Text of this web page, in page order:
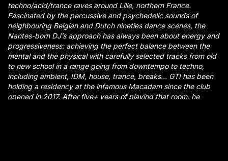
techno/acid/trance raves around Lille, northern France.
Fascinated by the percussive and psychedelic sounds of
neighbouring Belgian and Dutch nineties dance scenes, the
Nantes-born DJ’s approach has always been about energy and
progressiveness: achieving the perfect balance between the
mental and the physical with carefully selected tracks from old
to new school in a range going from downtempo to techno,
including ambient, IDM, house, trance, breaks… GTI has been
holding a residency at the infamous Macadam since the club
opened in 2017. After five+ years of playing that room, he